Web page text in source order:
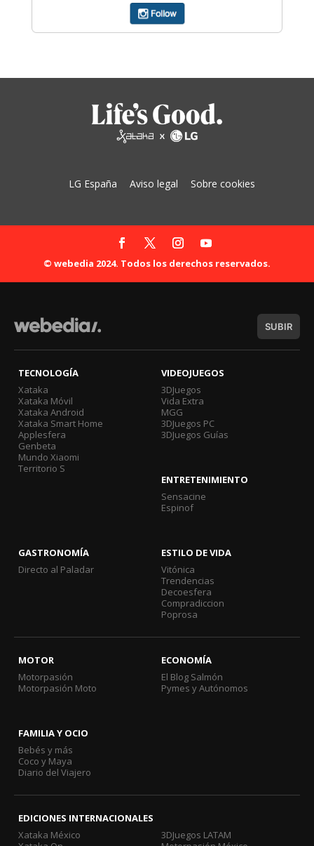
LG España Aviso legal Sobre cookies
© webedia 2024. Todos los derechos reservados.
SUBIR
TECNOLOGÍA
Xataka
Xataka Móvil
Xataka Android
Xataka Smart Home
Applesfera
Genbeta
Mundo Xiaomi
Territorio S
VIDEOJUEGOS
3DJuegos
Vida Extra
MGG
3DJuegos PC
3DJuegos Guías
ENTRETENIMIENTO
Sensacine
Espinof
GASTRONOMÍA
Directo al Paladar
ESTILO DE VIDA
Vitónica
Trendencias
Decoesfera
Compradiccion
Poprosa
MOTOR
Motorpasión
Motorpasión Moto
ECONOMÍA
El Blog Salmón
Pymes y Autónomos
FAMILIA Y OCIO
Bebés y más
Coco y Maya
Diario del Viajero
EDICIONES INTERNACIONALES
Xataka México
3DJuegos LATAM